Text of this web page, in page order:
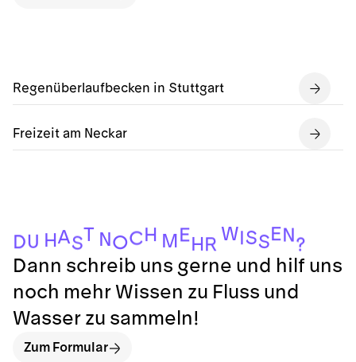
Regenüberlaufbecken in Stuttgart
Freizeit am Neckar
DU H AST N OC H M E H R W SS EN?
Dann schreib uns gerne und hilf uns
noch mehr Wissen zu Fluss und
Wasser zu sammeln!
Zum Formular